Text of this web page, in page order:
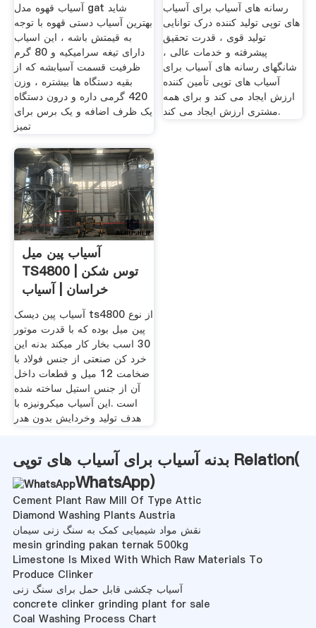
آسیاب قهوه مدل gat شاید
بهترین آسیاب دستی قهوه با توجه
به قیمتش باشه ، این اسیاب
دارای تیغه سرامیکیه و 80 گرم
ظرفیت قسمت آسیابشه که از
بقیه دستگاه ها بیشتره ، وزن
420 گرمی داره و درون دستگاه
یک ظرف اضافه و یک برس برای
تمیز
رسانه های آسیاب برای آسیاب
های توپی تولید کننده درک توانایی
تولید قوی ، قدرت تحقیق
پیشرفته و خدمات عالی ،
شانگهای رسانه های آسیاب برای
آسیاب های توپی تأمین کننده
ارزش ایجاد می کند و برای همه
مشتری ارزش ایجاد می کند.
آسیاب پین میل
TS4800 | توس شکن
خراسان | آسیاب
صنعتی
آسیاب پین دیسک ts4800 از نوع
پین میل بوده که با قدرت موتور
30 اسب بخار کار میکند بدنه این
خرد کن صنعتی از جنس فولاد با
ضخامت 12 میل و قطعات داخل
آن از جنس استیل ساخته شده
است .این آسیاب میکرونیزه با
هدف تولید وخردایش بدون هدر
بدنه آسیاب برای آسیاب های توپی Relation(
WhatsApp)
Cement Plant Raw Mill Of Type Attic
Diamond Washing Plants Austria
نقش مواد شیمیایی کمک به سنگ زنی سیمان
mesin grinding pakan ternak 500kg
Limestone Is Mixed With Which Raw Materials To
Produce Clinker
آسیاب چکشی قابل حمل برای سنگ زنی
concrete clinker grinding plant for sale
Coal Washing Process Chart